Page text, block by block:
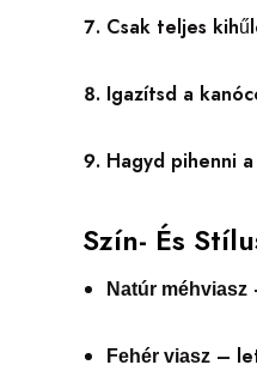
Csak teljes
Igazítsd a
Hagyd pihenni
Szín- És
Natúr méhviasz
Fehér viasz –